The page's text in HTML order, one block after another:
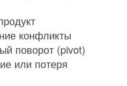
конфликты
поворот (pivot)
или потеря